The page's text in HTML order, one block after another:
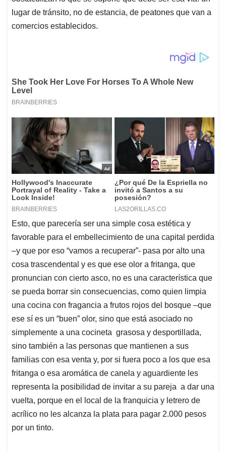
lugar de tránsito, no de estancia, de peatones que van a
comercios establecidos.
Esto, que parecería ser una simple cosa estética y
favorable para el embellecimiento de una capital perdida
–y que por eso “vamos a recuperar”- pasa por alto una
cosa trascendental y es que ese olor a fritanga, que
pronuncian con cierto asco, no es una característica que
se pueda borrar sin consecuencias, como quien limpia
una cocina con fragancia a frutos rojos del bosque –que
ese sí es un “buen” olor, sino que está asociado no
simplemente a una cocineta grasosa y desportillada,
sino también a las personas que mantienen a sus
familias con esa venta y, por si fuera poco a los que esa
fritanga o esa aromática de canela y aguardiente les
representa la posibilidad de invitar a su pareja a dar una
vuelta, porque en el local de la franquicia y letrero de
acrílico no les alcanza la plata para pagar 2.000 pesos
por un tinto.